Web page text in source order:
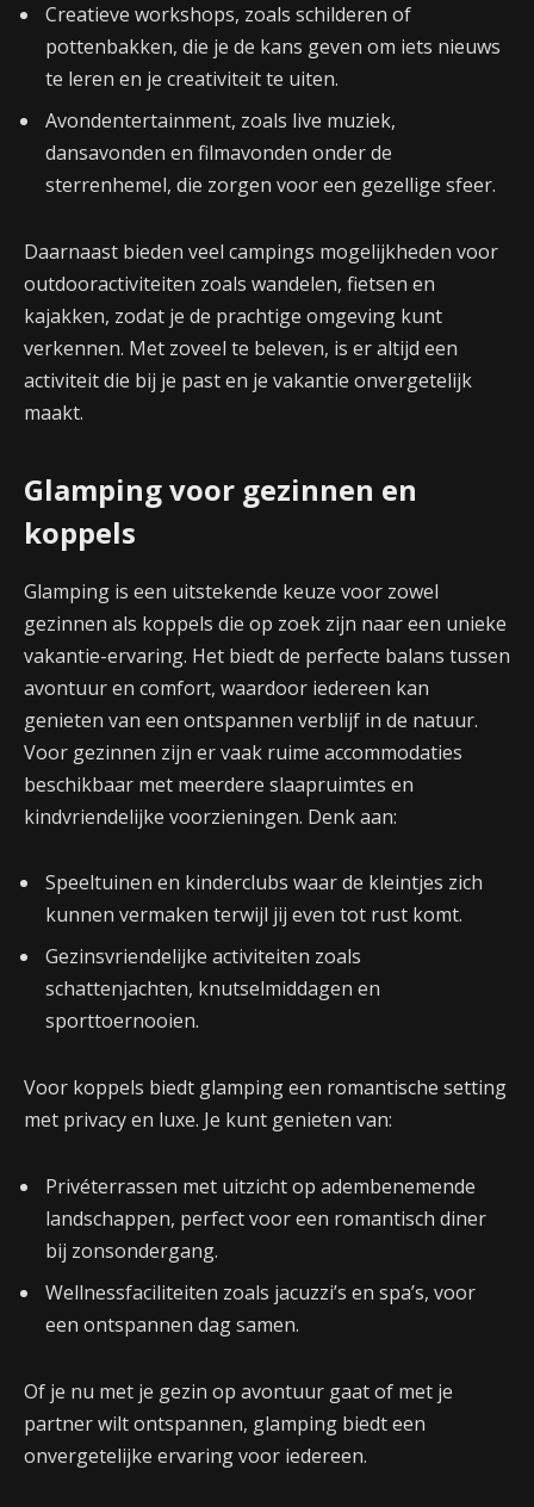
Creatieve workshops, zoals schilderen of
pottenbakken, die je de kans geven om iets nieuws
te leren en je creativiteit te uiten.
Avondentertainment, zoals live muziek,
dansavonden en filmavonden onder de
sterrenhemel, die zorgen voor een gezellige sfeer.
Daarnaast bieden veel campings mogelijkheden voor
outdooractiviteiten zoals wandelen, fietsen en
kajakken, zodat je de prachtige omgeving kunt
verkennen. Met zoveel te beleven, is er altijd een
activiteit die bij je past en je vakantie onvergetelijk
maakt.
Glamping voor gezinnen en
koppels
Glamping is een uitstekende keuze voor zowel
gezinnen als koppels die op zoek zijn naar een unieke
vakantie-ervaring. Het biedt de perfecte balans tussen
avontuur en comfort, waardoor iedereen kan
genieten van een ontspannen verblijf in de natuur.
Voor gezinnen zijn er vaak ruime accommodaties
beschikbaar met meerdere slaapruimtes en
kindvriendelijke voorzieningen. Denk aan:
Speeltuinen en kinderclubs waar de kleintjes zich
kunnen vermaken terwijl jij even tot rust komt.
Gezinsvriendelijke activiteiten zoals
schattenjachten, knutselmiddagen en
sporttoernooien.
Voor koppels biedt glamping een romantische setting
met privacy en luxe. Je kunt genieten van:
Privéterrassen met uitzicht op adembenemende
landschappen, perfect voor een romantisch diner
bij zonsondergang.
Wellnessfaciliteiten zoals jacuzzi’s en spa’s, voor
een ontspannen dag samen.
Of je nu met je gezin op avontuur gaat of met je
partner wilt ontspannen, glamping biedt een
onvergetelijke ervaring voor iedereen.